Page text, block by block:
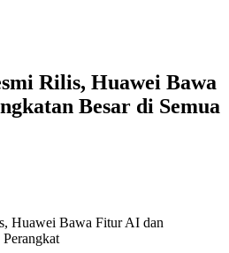
Rilis, Huawei Bawa
Besar di Semua